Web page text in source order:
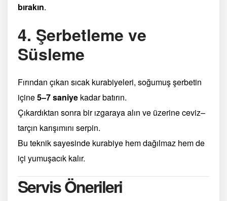
bırakın.
4. Şerbetleme ve
Süsleme
Fırından çıkan sıcak kurabiyeleri, soğumuş şerbetin
içine5–7 saniye kadar batırın.
Çıkardıktan sonra bir ızgaraya alın ve üzerine ceviz–
tarçın karışımını serpin.
Bu teknik sayesinde kurabiye hem dağılmaz hem de
içi yumuşacık kalır.
Servis Önerileri